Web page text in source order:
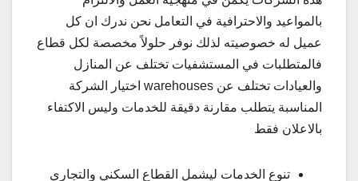
بالمواعيد والاحترافية في التعامل نحن ندرك ان كل
عميل له خصوصيته لذلك نوفر حلولاً مخصصة لكل قطاع
فالمتطلبات في المستشفيات تختلف عن المنازل
والعيادات تختلف عن warehouses اختيار الشركة
المناسبة يتطلب مقارنة دقيقة للخدمات وليس الاكتفاء
بالاعلان فقط
تنوع الخدمات ليشمل القطاع السكني والتجاري